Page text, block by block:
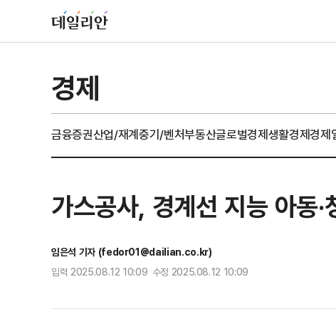
경제
금융증권산업/재계중기/벤처부동산글로벌경제생활경제경제
가스공사, 경계선 지능 아동
임은석 기자 (fedor01@dailian.co.kr)
입력 2025.08.12 10:09 수정 2025.08.12 10:09